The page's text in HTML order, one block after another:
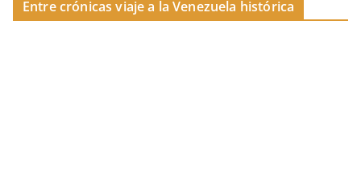
Entre crónicas viaje a la Venezuela histórica